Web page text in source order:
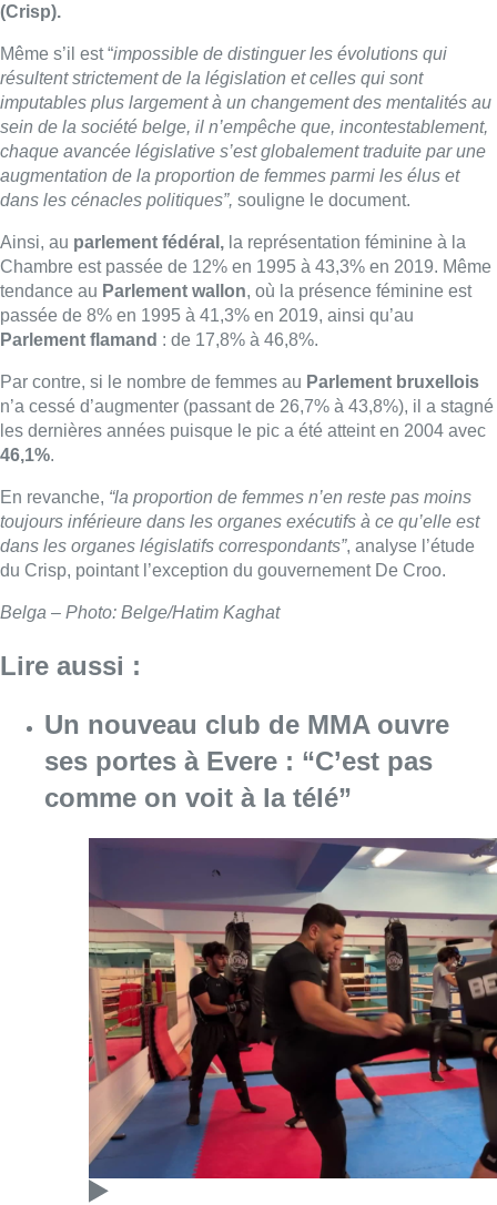
(Crisp).
Même s’il est “impossible de distinguer les évolutions qui
résultent strictement de la législation et celles qui sont
imputables plus largement à un changement des mentalités au
sein de la société belge, il n’empêche que, incontestablement,
chaque avancée législative s’est globalement traduite par une
augmentation de la proportion de femmes parmi les élus et
dans les cénacles politiques”, souligne le document.
Ainsi, au parlement fédéral, la représentation féminine à la
Chambre est passée de 12% en 1995 à 43,3% en 2019. Même
tendance au Parlement wallon, où la présence féminine est
passée de 8% en 1995 à 41,3% en 2019, ainsi qu’au
Parlement flamand : de 17,8% à 46,8%.
Par contre, si le nombre de femmes au Parlement bruxellois
n’a cessé d’augmenter (passant de 26,7% à 43,8%), il a stagné
les dernières années puisque le pic a été atteint en 2004 avec
46,1%.
En revanche, “la proportion de femmes n’en reste pas moins
toujours inférieure dans les organes exécutifs à ce qu’elle est
dans les organes législatifs correspondants”, analyse l’étude
du Crisp, pointant l’exception du gouvernement De Croo.
Belga – Photo: Belge/Hatim Kaghat
Lire aussi :
Un nouveau club de MMA ouvre
ses portes à Evere : “C’est pas
comme on voit à la télé”